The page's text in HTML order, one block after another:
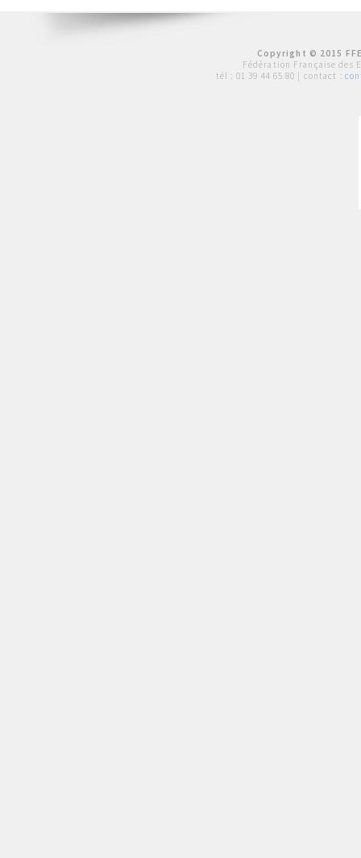
Copyright © 2015
Fédération Française des
tél : 01 39 44 65 80 | contact :